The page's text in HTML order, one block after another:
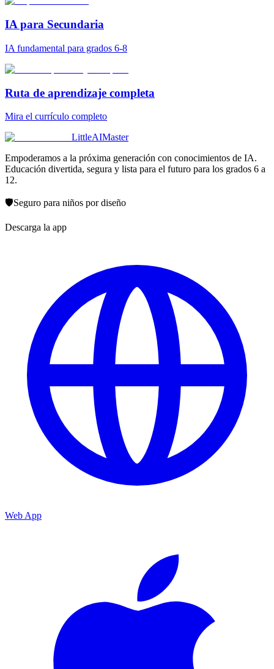
IA para Secundaria
IA fundamental para grados 6-8
Ruta de aprendizaje completa
Mira el currículo completo
LittleAIMaster
Empoderamos a la próxima generación con conocimientos de IA.
Educación divertida, segura y lista para el futuro para los grados 6 a
12.
🛡️Seguro para niños por diseño
Descarga la app
Web App